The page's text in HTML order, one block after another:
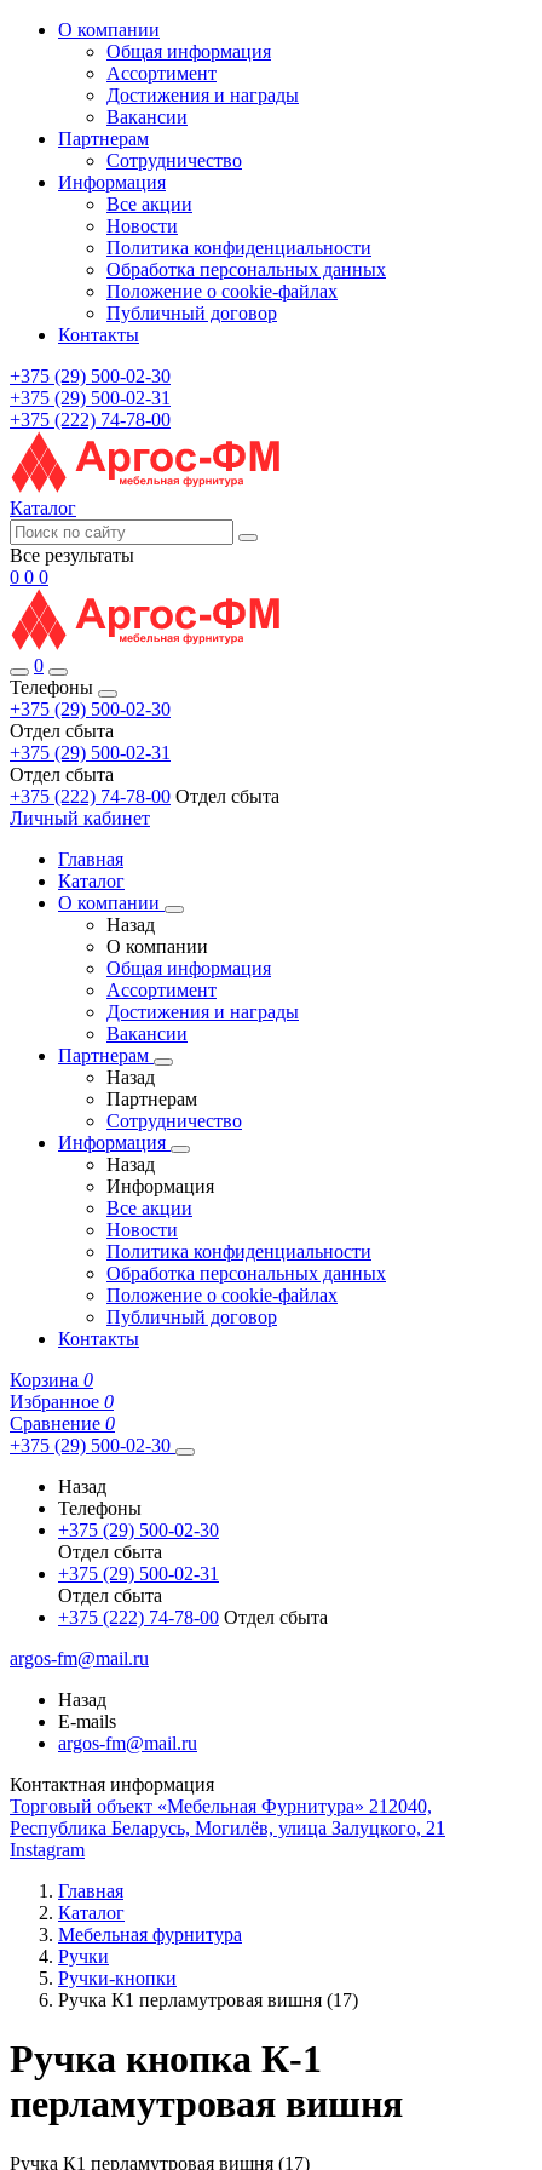
О компании
Общая информация
Ассортимент
Достижения и награды
Вакансии
Партнерам
Сотрудничество
Информация
Все акции
Новости
Политика конфиденциальности
Обработка персональных данных
Положение о cookie-файлах
Публичный договор
Контакты
+375 (29) 500-02-30
+375 (29) 500-02-31
+375 (222) 74-78-00
Каталог
Все результаты
0 0 0
0
Телефоны
+375 (29) 500-02-30
Отдел сбыта
+375 (29) 500-02-31
Отдел сбыта
+375 (222) 74-78-00 Отдел сбыта
Личный кабинет
Главная
Каталог
О компании
Назад
О компании
Общая информация
Ассортимент
Достижения и награды
Вакансии
Партнерам
Назад
Партнерам
Сотрудничество
Информация
Назад
Информация
Все акции
Новости
Политика конфиденциальности
Обработка персональных данных
Положение о cookie-файлах
Публичный договор
Контакты
Корзина 0
Избранное 0
Сравнение 0
+375 (29) 500-02-30
Назад
Телефоны
+375 (29) 500-02-30
Отдел сбыта
+375 (29) 500-02-31
Отдел сбыта
+375 (222) 74-78-00 Отдел сбыта
argos-fm@mail.ru
Назад
E-mails
argos-fm@mail.ru
Контактная информация
Торговый объект «Мебельная Фурнитура» 212040,
Республика Беларусь, Могилёв, улица Залуцкого, 21
Instagram
Главная
Каталог
Мебельная фурнитура
Ручки
Ручки-кнопки
Ручка К1 перламутровая вишня (17)
Ручка кнопка К-1
перламутровая вишня
Ручка К1 перламутровая вишня (17)